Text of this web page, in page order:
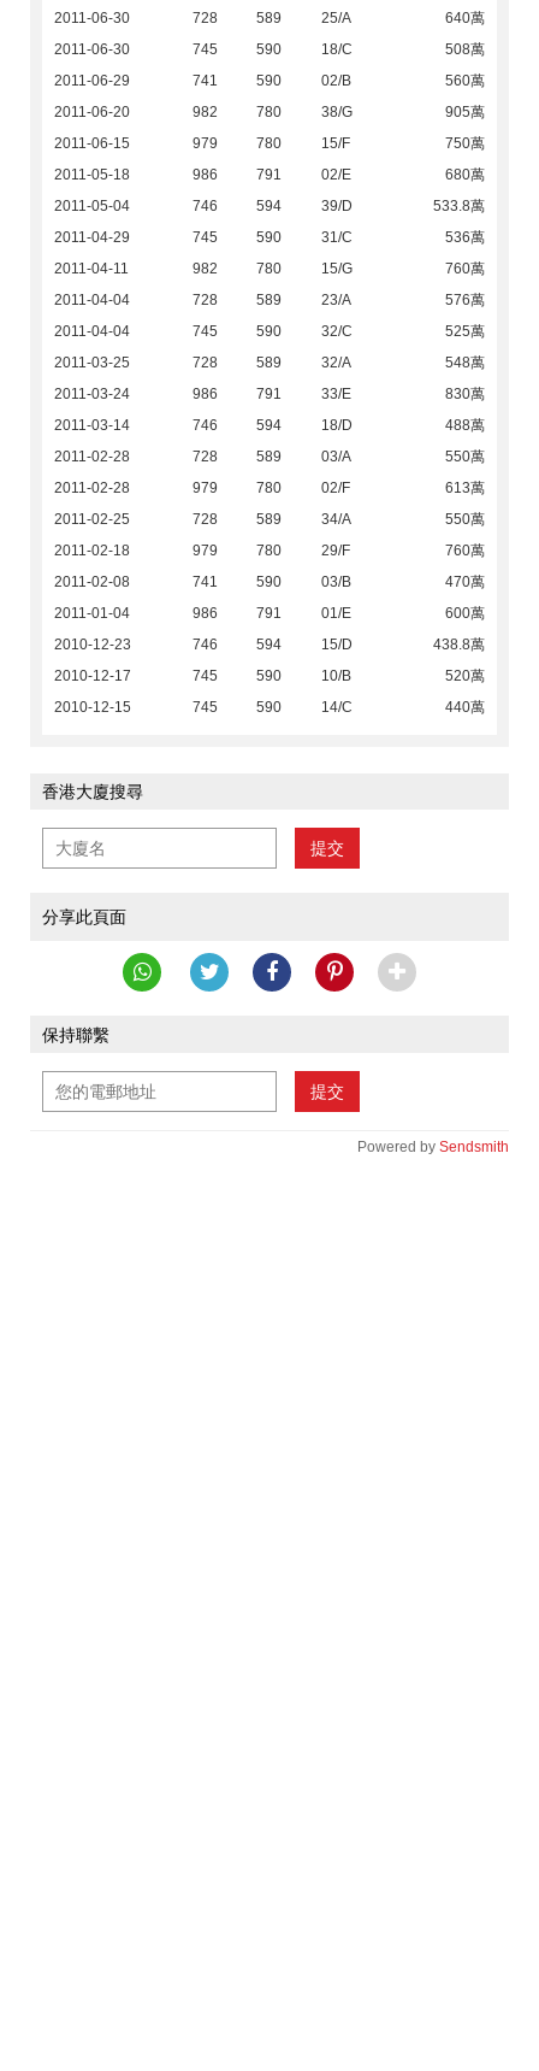
2011-06-30
728 589 25/A
640萬
2011-06-30
745 590 18/C
508萬
2011-06-29
741 590 02/B
560萬
2011-06-20
982 780 38/G
905萬
2011-06-15
979 780 15/F
750萬
2011-05-18
986 791 02/E
680萬
2011-05-04
746 594 39/D
533.8萬
2011-04-29
745 590 31/C
536萬
2011-04-11
982 780 15/G
760萬
2011-04-04
728 589 23/A
576萬
2011-04-04
745 590 32/C
525萬
2011-03-25
728 589 32/A
548萬
2011-03-24
986 791 33/E
830萬
2011-03-14
746 594 18/D
488萬
2011-02-28
728 589 03/A
550萬
2011-02-28
979 780 02/F
613萬
2011-02-25
728 589 34/A
550萬
2011-02-18
979 780 29/F
760萬
2011-02-08
741 590 03/B
470萬
2011-01-04
986 791 01/E
600萬
2010-12-23
746 594 15/D
438.8萬
2010-12-17
745 590 10/B
520萬
2010-12-15
745 590 14/C 440萬
香港大廈搜尋
提交
分享此頁面
保持聯繫
提交
Powered by Sendsmith